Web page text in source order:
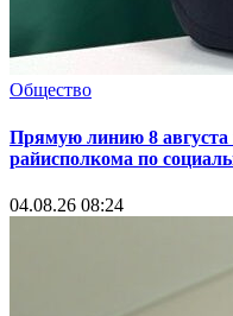
Общество
Прямую линию 8 августа
райисполкома по
04.08.26 08:24